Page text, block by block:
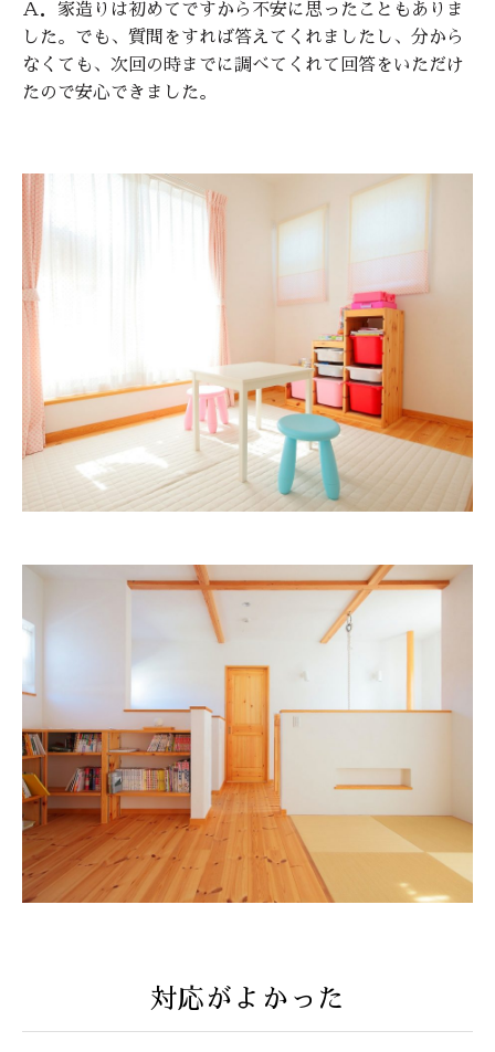
Ａ．家造りは初めてですから不安に思ったこともありま
した。でも、質問をすれば答えてくれましたし、分から
なくても、次回の時までに調べてくれて回答をいただけ
たので安心できました。
対応がよかった